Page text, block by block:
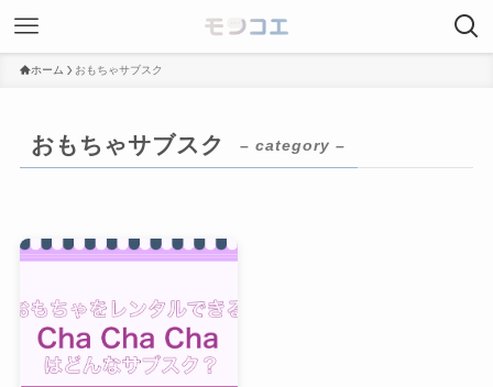
ホーム おもちゃサブスク
おもちゃサブスク – category –